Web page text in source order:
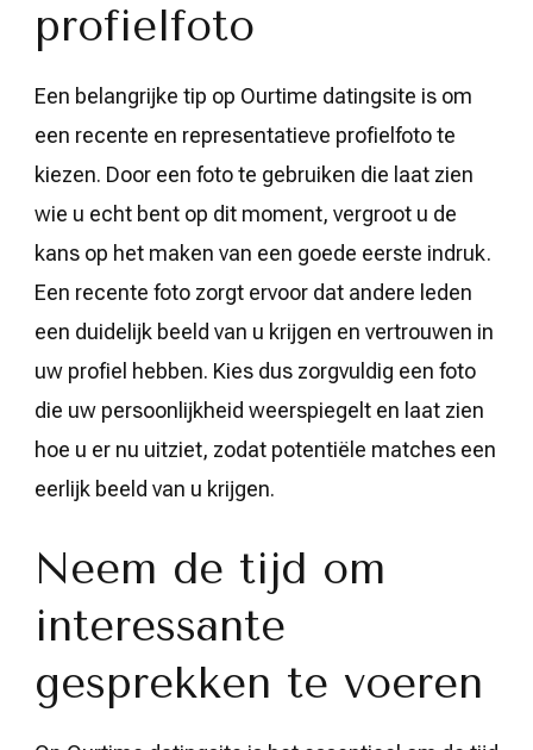
profielfoto
Een belangrijke tip op Ourtime datingsite is om
een recente en representatieve profielfoto te
kiezen. Door een foto te gebruiken die laat zien
wie u echt bent op dit moment, vergroot u de
kans op het maken van een goede eerste indruk.
Een recente foto zorgt ervoor dat andere leden
een duidelijk beeld van u krijgen en vertrouwen in
uw profiel hebben. Kies dus zorgvuldig een foto
die uw persoonlijkheid weerspiegelt en laat zien
hoe u er nu uitziet, zodat potentiële matches een
eerlijk beeld van u krijgen.
Neem de tijd om
interessante
gesprekken te voeren